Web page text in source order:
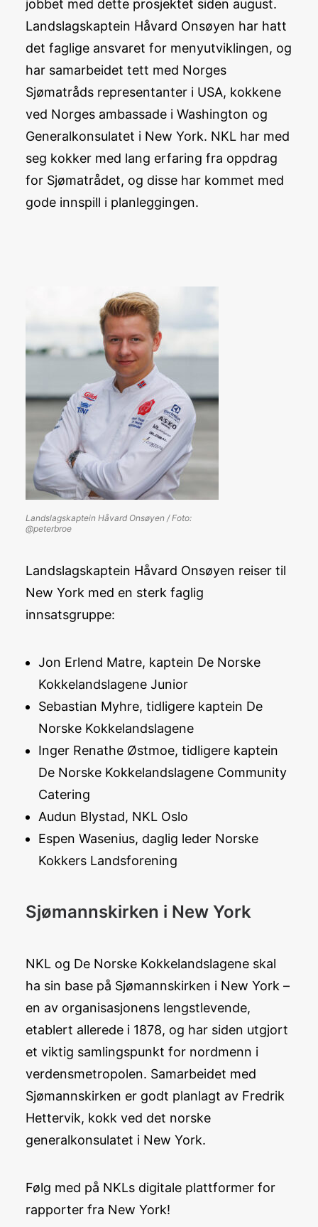
jobbet med dette prosjektet siden august.
Landslagskaptein Håvard Onsøyen har hatt
det faglige ansvaret for menyutviklingen, og
har samarbeidet tett med Norges
Sjømatråds representanter i USA, kokkene
ved Norges ambassade i Washington og
Generalkonsulatet i New York. NKL har med
seg kokker med lang erfaring fra oppdrag
for Sjømatrådet, og disse har kommet med
gode innspill i planleggingen.
Landslagskaptein Håvard Onsøyen / Foto:
@peterbroe
Landslagskaptein Håvard Onsøyen reiser til
New York med en sterk faglig
innsatsgruppe:
Jon Erlend Matre, kaptein De Norske
Kokkelandslagene Junior
Sebastian Myhre, tidligere kaptein De
Norske Kokkelandslagene
Inger Renathe Østmoe, tidligere kaptein
De Norske Kokkelandslagene Community
Catering
Audun Blystad, NKL Oslo
Espen Wasenius, daglig leder Norske
Kokkers Landsforening
Sjømannskirken i New York
NKL og De Norske Kokkelandslagene skal
ha sin base på Sjømannskirken i New York –
en av organisasjonens lengstlevende,
etablert allerede i 1878, og har siden utgjort
et viktig samlingspunkt for nordmenn i
verdensmetropolen. Samarbeidet med
Sjømannskirken er godt planlagt av Fredrik
Hettervik, kokk ved det norske
generalkonsulatet i New York.
Følg med på NKLs digitale plattformer for
rapporter fra New York!